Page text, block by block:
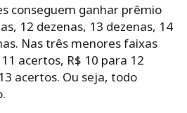
conseguem ganhar prêmio
12 dezenas, 13 dezenas, 14
Nas três menores faixas
acertos, R$ 10 para 12
acertos. Ou seja, todo